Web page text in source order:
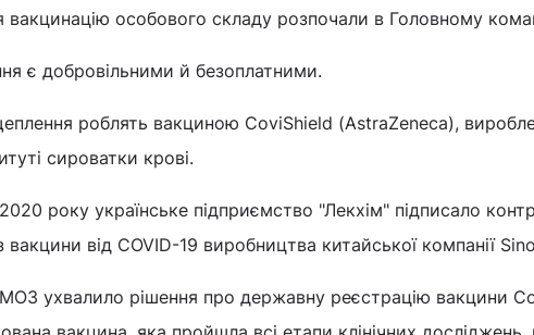
вакцинацію особового складу розпочали в Головному
є добровільними й безоплатними.
роблять вакциною CoviShield (AstraZeneca),
сироватки крові.
року українське підприємство "Лекхім" підписало
вакцини від COVID-19 виробництва китайської компанії
ухвалило рішення про державну реєстрацію вакцини